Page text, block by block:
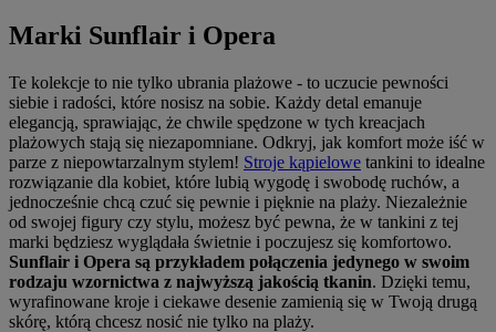
Marki Sunflair i Opera
Te kolekcje to nie tylko ubrania plażowe - to uczucie pewności
siebie i radości, które nosisz na sobie. Każdy detal emanuje
elegancją, sprawiając, że chwile spędzone w tych kreacjach
plażowych stają się niezapomniane. Odkryj, jak komfort może iść w
parze z niepowtarzalnym stylem! Stroje kąpielowe tankini to idealne
rozwiązanie dla kobiet, które lubią wygodę i swobodę ruchów, a
jednocześnie chcą czuć się pewnie i pięknie na plaży. Niezależnie
od swojej figury czy stylu, możesz być pewna, że w tankini z tej
marki będziesz wyglądała świetnie i poczujesz się komfortowo.
Sunflair i Opera są przykładem połączenia jedynego w swoim
rodzaju wzornictwa z najwyższą jakością tkanin. Dzięki temu,
wyrafinowane kroje i ciekawe desenie zamienią się w Twoją drugą
skórę, którą chcesz nosić nie tylko na plaży.